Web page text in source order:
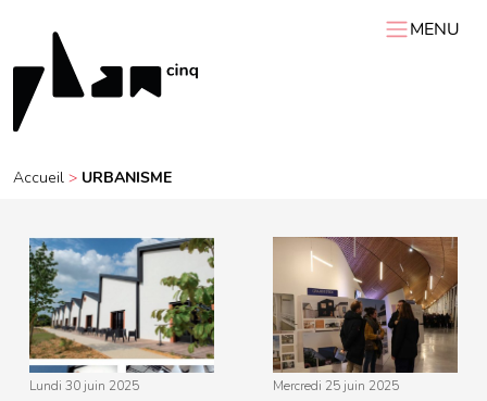
MENU
Podcasts
Conférences
Résidences
Interviews
Accueil > URBANISME
lundi 30 juin 2025 mercredi 25 juin 2025